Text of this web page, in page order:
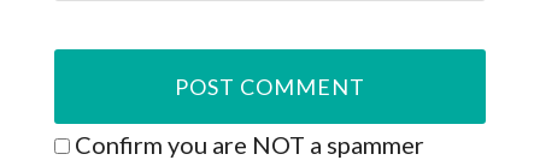
Confirm you are NOT a spammer